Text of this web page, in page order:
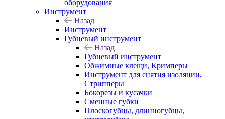
оборудования
Инструмент
Назад
Инструмент
Губцевый инструмент
Назад
Губцевый инструмент
Обжимные клещи, Кримперы
Инструмент для снятия изоляции,
Стрипперы
Бокорезы и кусачки
Сменные губки
Плоскогубцы, длинногубцы,